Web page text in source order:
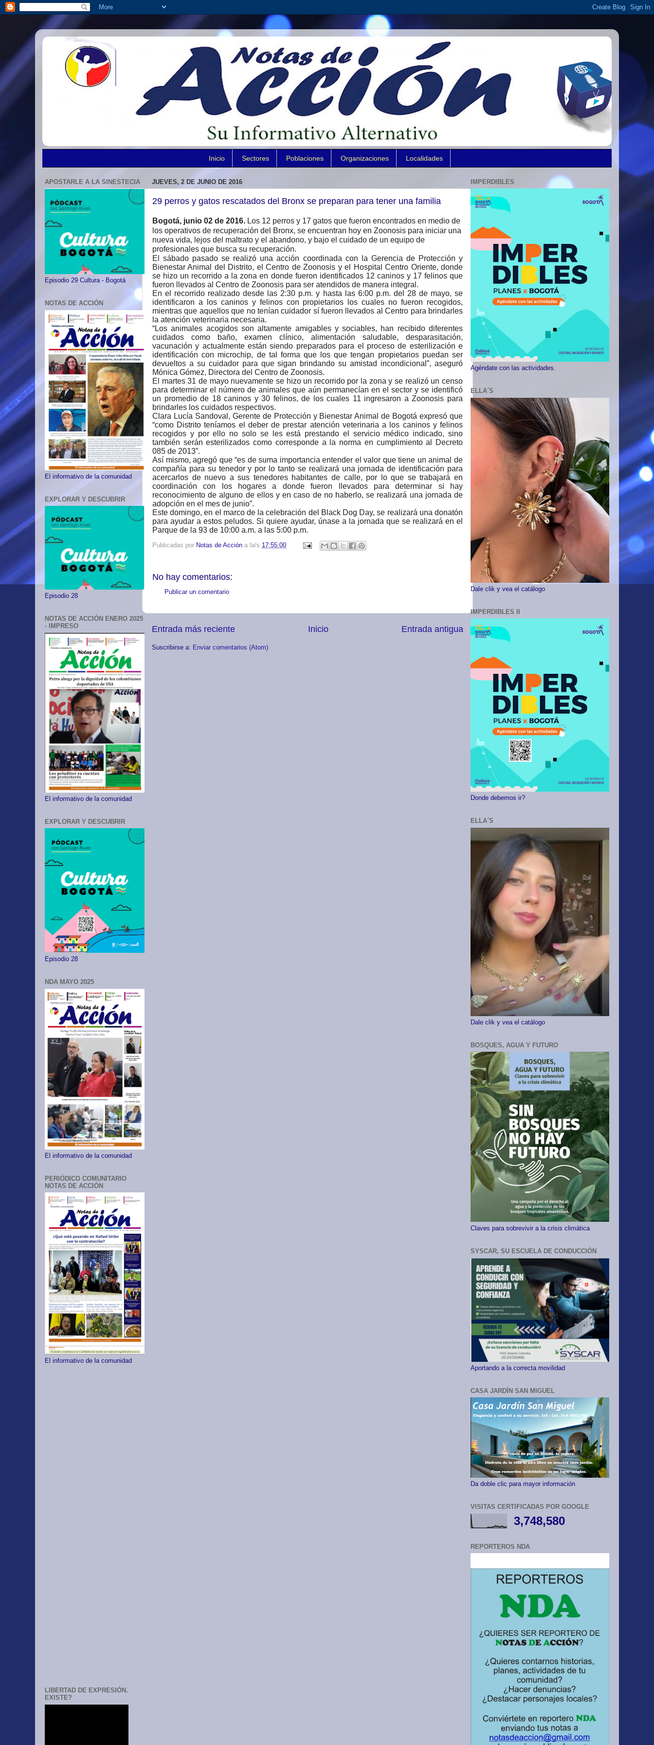
Inicio Sectores Poblaciones Organizaciones Localidades
JUEVES, 2 DE JUNIO DE 2016
29 perros y gatos rescatados del Bronx se preparan para tener una familia
Bogotá, junio 02 de 2016. Los 12 perros y 17 gatos que fueron encontrados en medio de
los operativos de recuperación del Bronx, se encuentran hoy en Zoonosis para iniciar una
nueva vida, lejos del maltrato y el abandono, y bajo el cuidado de un equipo de
profesionales que busca su recuperación.
El sábado pasado se realizó una acción coordinada con la Gerencia de Protección y
Bienestar Animal del Distrito, el Centro de Zoonosis y el Hospital Centro Oriente, donde
se hizo un recorrido a la zona en donde fueron identificados 12 caninos y 17 felinos que
fueron llevados al Centro de Zoonosis para ser atendidos de manera integral.
En el recorrido realizado desde las 2:30 p.m. y hasta las 6:00 p.m. del 28 de mayo, se
identificaron a los caninos y felinos con propietarios los cuales no fueron recogidos,
mientras que aquellos que no tenían cuidador sí fueron llevados al Centro para brindarles
la atención veterinaria necesaria.
“Los animales acogidos son altamente amigables y sociables, han recibido diferentes
cuidados como baño, examen clínico, alimentación saludable, desparasitación,
vacunación y actualmente están siendo preparados para el proceso de esterilización e
identificación con microchip, de tal forma que los que tengan propietarios puedan ser
devueltos a su cuidador para que sigan brindando su amistad incondicional”, aseguró
Mónica Gómez, Directora del Centro de Zoonosis.
El martes 31 de mayo nuevamente se hizo un recorrido por la zona y se realizó un censo
para determinar el número de animales que aún permanecían en el sector y se identificó
un promedio de 18 caninos y 30 felinos, de los cuales 11 ingresaron a Zoonosis para
brindarles los cuidados respectivos.
Clara Lucía Sandoval, Gerente de Protección y Bienestar Animal de Bogotá expresó que
“como Distrito teníamos el deber de prestar atención veterinaria a los caninos y felinos
recogidos y por ello no solo se les está prestando el servicio médico indicado, sino
también serán esterilizados como corresponde a la norma en cumplimiento al Decreto
085 de 2013”.
Así mismo, agregó que “es de suma importancia entender el valor que tiene un animal de
compañía para su tenedor y por lo tanto se realizará una jornada de identificación para
acercarlos de nuevo a sus tenedores habitantes de calle, por lo que se trabajará en
coordinación con los hogares a donde fueron llevados para determinar si hay
reconocimiento de alguno de ellos y en caso de no haberlo, se realizará una jornada de
adopción en el mes de junio”.
Este domingo, en el marco de la celebración del Black Dog Day, se realizará una donatón
para ayudar a estos peludos. Si quiere ayudar, únase a la jornada que se realizará en el
Parque de la 93 de 10:00 a.m. a las 5:00 p.m.
Publicadas por Notas de Acción a la/s 17:55:00
No hay comentarios:
Publicar un comentario
Entrada más reciente Entrada antigua
Inicio
Suscribirse a: Enviar comentarios (Atom)
APOSTARLE A LA SINESTECIA
Episodio 29 Cultura - Bogotá
NOTAS DE ACCIÓN
El informativo de la comunidad
EXPLORAR Y DESCUBRIR
Episodio 28
NOTAS DE ACCIÓN ENERO 2025
- IMPRESO
El informativo de la comunidad
EXPLORAR Y DESCUBRIR
Episodio 28
NDA MAYO 2025
El informativo de la comunidad
PERIÓDICO COMUNITARIO
NOTAS DE ACCIÓN
El informativo de la comunidad
LIBERTAD DE EXPRESIÓN.
EXISTE?
IMPERDIBLES
Agéndate con las actividades.
ELLA´S
Dale clik y vea el catálogo
IMPERDIBLES II
Donde debemos ir?
ELLA´S
Dale clik y vea el catálogo
BOSQUES, AGUA Y FUTURO
Claves para sobrevivir a la crisis climática
SYSCAR, SU ESCUELA DE CONDUCCIÓN
Aportando a la correcta movilidad
CASA JARDÍN SAN MIGUEL
Da doble clic para mayor información
VISITAS CERTIFICADAS POR GOOGLE
3,748,580
REPORTEROS NDA